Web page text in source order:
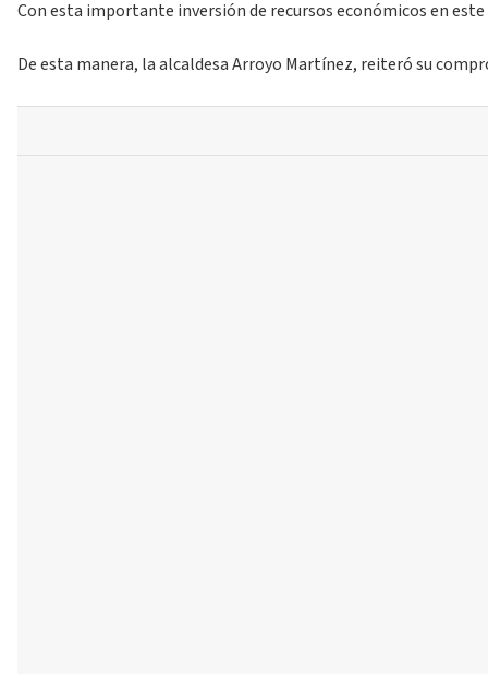
Con esta importante inversión de recursos económicos en
De esta manera, la alcaldesa Arroyo Martínez, reiteró su